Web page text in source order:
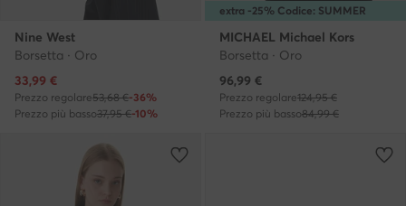
Nine West
Borsetta · Oro
Prezzo attuale
33,99 €
Prezzo regolare53,68 €-36%
Prezzo più basso37,95 €-10%
extra -25% Codice: SUMMER
MICHAEL Michael Kors
Borsetta · Oro
Prezzo attuale
96,99 €
Prezzo regolare124,95 €
Prezzo più basso84,99 €